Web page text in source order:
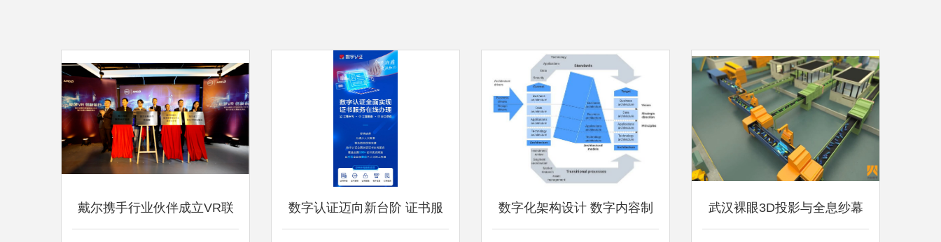
戴尔携手行业伙伴成立VR联 数字认证迈向新台阶 证书服 数字化架构设计 数字内容制 武汉裸眼3D投影与全息纱幕